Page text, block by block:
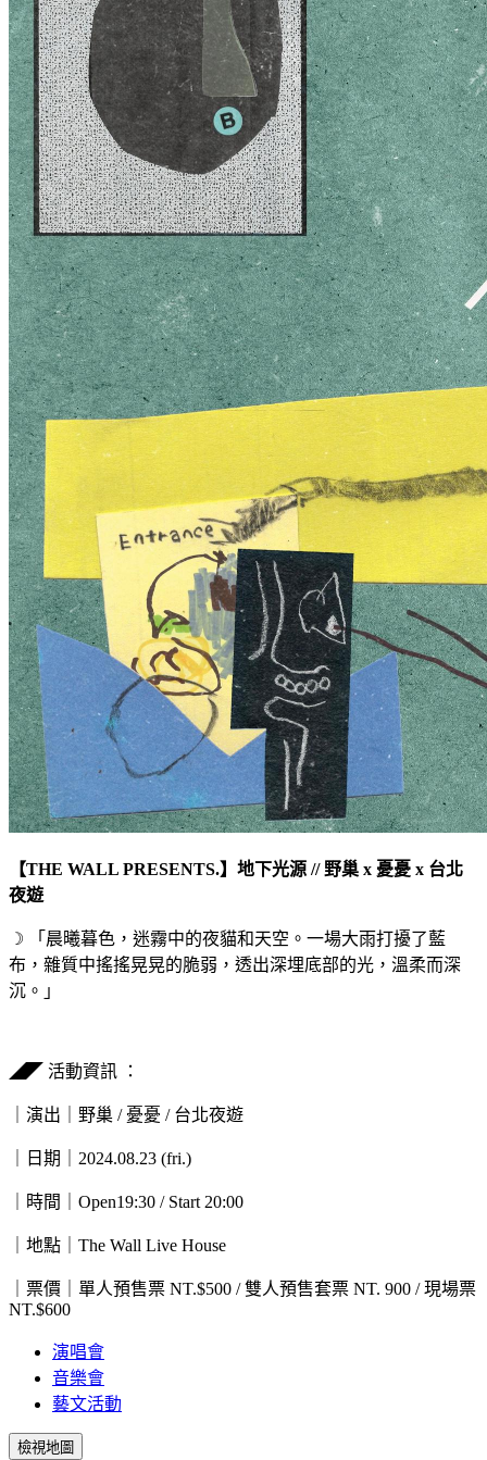
【THE WALL PRESENTS.】地下光源 // 野巢 x 憂憂 x 台北
夜遊
☽ 「晨曦暮色，迷霧中的夜貓和天空。一場大雨打擾了藍
布，雜質中搖搖晃晃的脆弱，透出深埋底部的光，溫柔而深
沉。」
◢◤ 活動資訊 ：
｜演出｜野巢 / 憂憂 / 台北夜遊
｜日期｜2024.08.23 (fri.)
｜時間｜Open19:30 / Start 20:00
｜地點｜The Wall Live House
｜票價｜單人預售票 NT.$500 / 雙人預售套票 NT. 900 / 現場票
NT.$600
演唱會
音樂會
藝文活動
檢視地圖